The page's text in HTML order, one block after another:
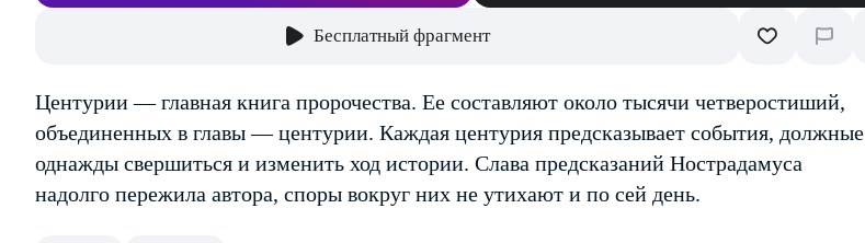
Бесплатный фрагмент
Центурии — главная книга пророчества. Ее составляют около тысячи четверостиший,
объединенных в главы — центурии. Каждая центурия предсказывает события, должные
однажды свершиться и изменить ход истории. Слава предсказаний Нострадамуса
надолго пережила автора, споры вокруг них не утихают и по сей день.